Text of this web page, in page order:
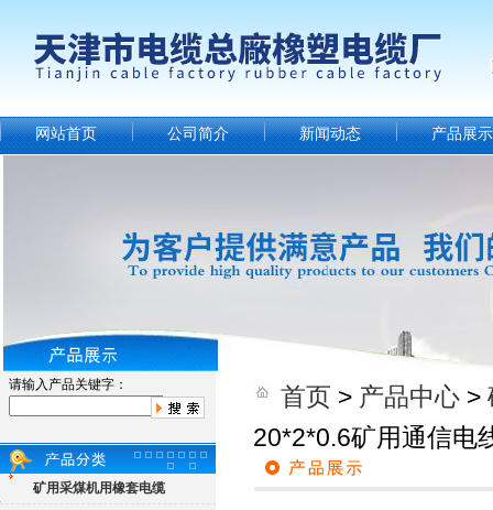
网站首页 公司简介 新闻动态 产品展示
请输入产品关键字：
矿用采煤机用橡套电缆
首页 > 产品中心 >
20*2*0.6矿用通信电